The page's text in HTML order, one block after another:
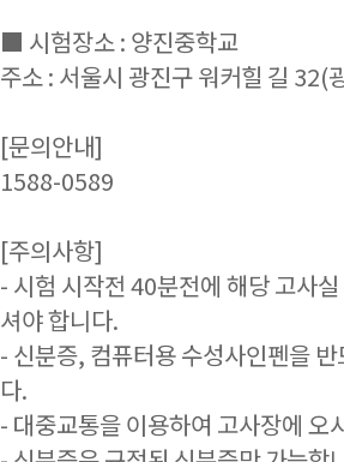
■ 시험장소 : 양진중학교
주소 : 서울시 광진구 워커힐 길 32(
[문의안내]
1588-0589
[주의사항]
- 시험 시작전 40분전에 해당 고사
셔야 합니다.
- 신분증, 컴퓨터용 수성사인펜을
다.
- 대중교통을 이용하여 고사장에 오